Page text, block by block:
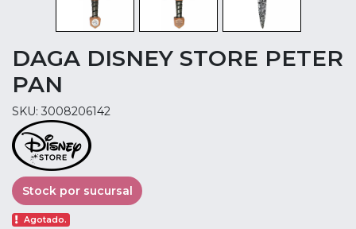
DAGA DISNEY STORE PETER
PAN
SKU: 3008206142
Stock por sucursal
Agotado.